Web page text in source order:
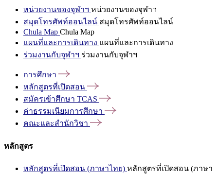
หน่วยงานของจุฬาฯ หน่วยงานของจุฬาฯ
สมุดโทรศัพท์ออนไลน์ สมุดโทรศัพท์ออนไลน์
Chula Map Chula Map
แผนที่และการเดินทาง แผนที่และการเดินทาง
ร่วมงานกับจุฬาฯ ร่วมงานกับจุฬาฯ
การศึกษา
หลักสูตรที่เปิดสอน
สมัครเข้าศึกษา TCAS
ค่าธรรมเนียมการศึกษา
คณะและสำนักวิชา
หลักสูตร
หลักสูตรที่เปิดสอน (ภาษาไทย) หลักสูตรที่เปิดสอน (ภาษา